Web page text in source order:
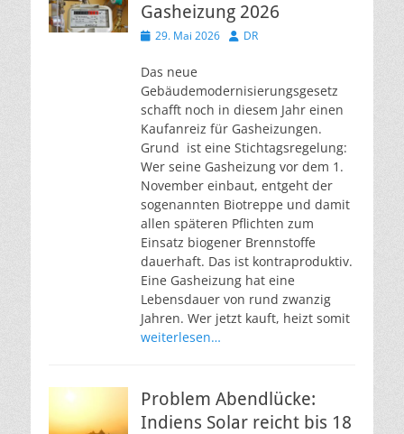
Gasheizung 2026
Veröffentlicht
29. Mai 2026 Autor
DR
Das neue
Gebäudemodernisierungsgesetz
schafft noch in diesem Jahr einen
Kaufanreiz für Gasheizungen.
Grund ist eine Stichtagsregelung:
Wer seine Gasheizung vor dem 1.
November einbaut, entgeht der
sogenannten Biotreppe und damit
allen späteren Pflichten zum
Einsatz biogener Brennstoffe
dauerhaft. Das ist kontraproduktiv.
Eine Gasheizung hat eine
Lebensdauer von rund zwanzig
Jahren. Wer jetzt kauft, heizt somit
weiterlesen…
Problem Abendlücke:
Indiens Solar reicht bis 18